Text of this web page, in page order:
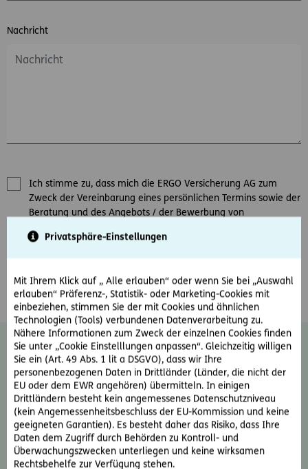
Privatsphäre-Einstellungen
Mit Ihrem Klick auf „ Alle erlauben“ oder wenn Sie bei „Auswahl
erlauben“ Präferenz-, Statistik- oder Marketing-Cookies mit
einbeziehen, stimmen Sie der mit Cookies und ähnlichen
Technologien (Tools) verbundenen Datenverarbeitung zu.
Nähere Informationen zum Zweck der einzelnen Cookies finden
Sie unter „Cookie Einstelllungen anpassen“. Gleichzeitig willigen
Sie ein (Art. 49 Abs. 1 lit a DSGVO), dass wir Ihre
personenbezogenen Daten in Drittländer (Länder, die nicht der
EU oder dem EWR angehören) übermitteln. In einigen
Drittländern besteht kein angemessenes Datenschutzniveau
(kein Angemessenheitsbeschluss der EU-Kommission und keine
geeigneten Garantien). Es besteht daher das Risiko, dass Ihre
Daten dem Zugriff durch Behörden zu Kontroll- und
Überwachungszwecken unterliegen und keine wirksamen
Rechtsbehelfe zur Verfügung stehen.
Nachricht
Ich stimme zu, dass mich die ERGO Versicherung AG zum
Zweck der Vereinbarung eines persönlichen Termins sowie der
Beratung und des Angebots / der Bewerbung von
Versicherungsprodukten kontaktieren darf.
Unternehmens informiert werden.
Diese Einwilligung kann jederzeit ohne
Angabe von Gründen durch Schreiben an
news@ergo-versicherung.atwiderrufen
werden. Der Widerruf wirkt für zukünftige
Kontakte. Weiter Informationen zum
Thema Datenschutz und zu Ihren Rechten
als Betroffene finden Sie im
Datenschutzinformationsblatt oder auf der